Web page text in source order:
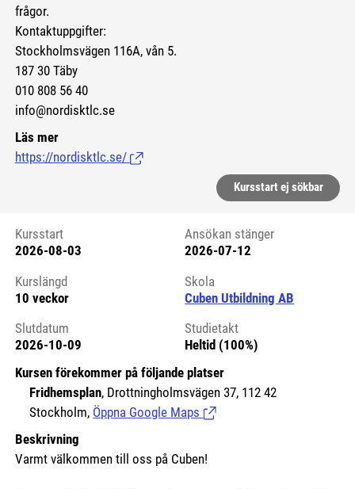
frågor.
Kontaktuppgifter:
Stockholmsvägen 116A, vån 5.
187 30 Täby
010 808 56 40
info@nordisktlc.se
Läs mer
https://nordisktlc.se/ (Länk till extern sida.)
Kursstart ej sökbar
Kursstart 6085611
Kursstart
2026-08-03
Ansökan stänger
2026-07-12
Kurslängd
10 veckor
Skola
Cuben Utbildning AB
Slutdatum
2026-10-09
Studietakt
Heltid (100%)
Kursen förekommer på följande platser
Fridhemsplan, Drottningholmsvägen 37, 112 42
Stockholm, Öppna Google Maps (Länk till extern sida.)
Beskrivning
Varmt välkommen till oss på Cuben!